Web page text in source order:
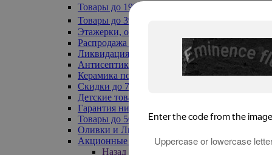
Товары до 199₽
Товары до 399₽
Этажерки, обувницы
Распродажа текстиля до -50%
Ликвидация до -70%
Антисептики
Керамика по 129 руб
Скидки до 70%
Детские товары
Гарантия низкой цены
Товары до 500 руб
Оливки и Лимоны
Акционные товары
Назад